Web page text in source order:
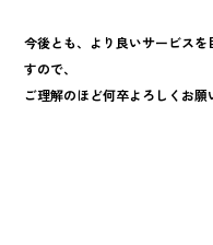
今後とも、より良いサービス
すので、
ご理解のほど何卒よろしくお願